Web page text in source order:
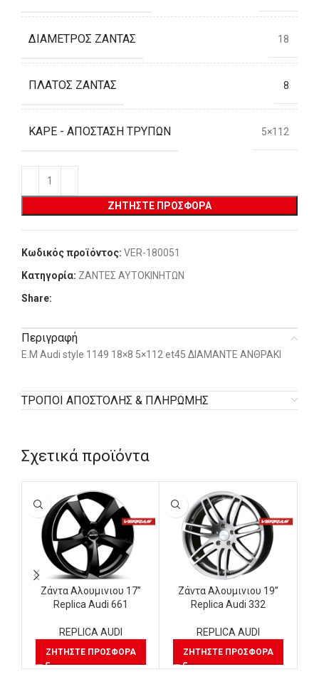
ΔΙΆΜΕΤΡΟΣ ΖΆΝΤΑΣ 18
ΠΛΆΤΟΣ ΖΆΝΤΑΣ 8
ΚΑΡΈ - ΑΠΌΣΤΑΣΗ ΤΡΥΠΏΝ 5×112
ΖΗΤΉΣΤΕ ΠΡΟΣΦΟΡΆ
Κωδικός προϊόντος: VER-180051
Κατηγορία: ΖΑΝΤΕΣ ΑΥΤΟΚΙΝΗΤΩΝ
Share:
Περιγραφή
E.M Audi style 1149 18×8 5×112 et45 ΔΙΑΜΑΝΤΕ ΑΝΘΡΑΚΙ
ΤΡΟΠΟΙ ΑΠΟΣΤΟΛΗΣ & ΠΛΗΡΩΜΗΣ
Σχετικά προϊόντα
Ζάντα Αλουμινιου 17”
Replica Audi 661
REPLICA AUDI
ΖΗΤΉΣΤΕ ΠΡΟΣΦΟΡΆ
Ζάντα Αλουμινιου 19”
Replica Audi 332
REPLICA AUDI
ΖΗΤΉΣΤΕ ΠΡΟΣΦΟΡΆ